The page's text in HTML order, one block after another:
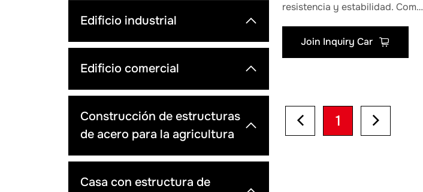
Edificio industrial
Edificio comercial
Construcción de estructuras
de acero para la agricultura
Casa con estructura de
resistencia y estabilidad. Como
alta calidad, el acero puede
soportar grandes cargas y
Join Inquiry Car
1